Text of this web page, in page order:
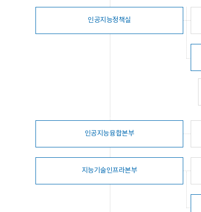
인공지능정책실
인공지능융합본부
지능기술인프라본부